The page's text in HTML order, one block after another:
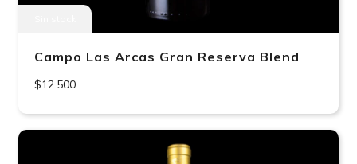
Campo Las Arcas Gran Reserva Blend
$12.500